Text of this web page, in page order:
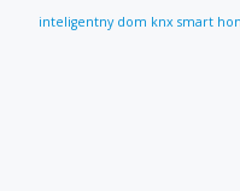
inteligentny dom knx smart